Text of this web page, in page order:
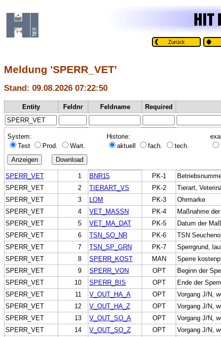
Meldung 'SPERR_VET'
Stand: 09.08.2026 07:22:50
Entity Feldnr Feldname Required
System:
Test
Prod. Wart.
Historie:
aktuell
fach. tech.
SPERR_VET 1 BNR15 PK-1
SPERR_VET
2 TIERART_VS PK-2
Tierart,
SPERR_VET
3 LOM PK-3
Ohrmarke
SPERR_VET
4 VET_MASSN PK-4
Maßnahme
SPERR_VET
5 VET_MA_DAT PK-5
Datum der
SPERR_VET
6 TSN_SO_NR PK-6
TSN
SPERR_VET
7 TSN_SP_GRN PK-7
Sperrgrund,
SPERR_VET
8 SPERR_KOST MAN
Sperre
SPERR_VET
9 SPERR_VON OPT
Beginn der
SPERR_VET
10 SPERR_BIS OPT
Ende der
SPERR_VET
11 V_OUT_HA_A OPT
Vorgang J/N,
SPERR_VET
12 V_OUT_HA_Z OPT
Vorgang J/N,
SPERR_VET
13 V_OUT_SO_A OPT
Vorgang J/N,
SPERR_VET
14 V_OUT_SO_Z OPT
Vorgang J/N,